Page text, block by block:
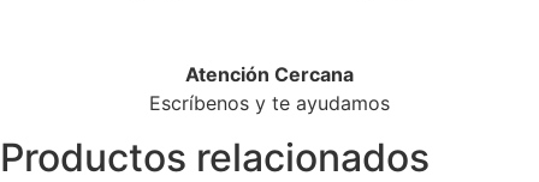
Atención Cercana
Escríbenos y te ayudamos
Productos relacionados